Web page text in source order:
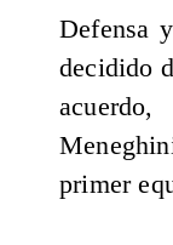
Defensa
decidido
primer